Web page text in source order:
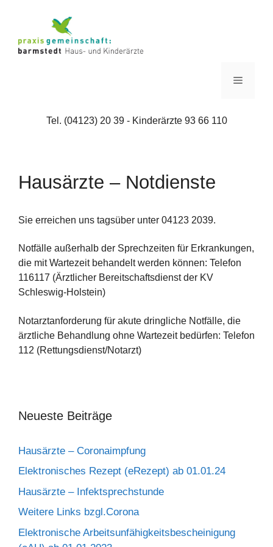
Menü
Tel. (04123) 20 39 - Kinderärzte 93 66 110
Hausärzte – Notdienste
Sie erreichen uns tagsüber unter 04123 2039.
Notfälle außerhalb der Sprechzeiten für Erkrankungen,
die mit Wartezeit behandelt werden können: Telefon
116117 (Ärztlicher Bereitschaftsdienst der KV
Schleswig-Holstein)
Notarztanforderung für akute dringliche Notfälle, die
ärztliche Behandlung ohne Wartezeit bedürfen: Telefon
112 (Rettungsdienst/Notarzt)
Neueste Beiträge
Hausärzte – Coronaimpfung
Elektronisches Rezept (eRezept) ab 01.01.24
Hausärzte – Infektsprechstunde
Weitere Links bzgl.Corona
Elektronische Arbeitsunfähigkeitsbescheinigung